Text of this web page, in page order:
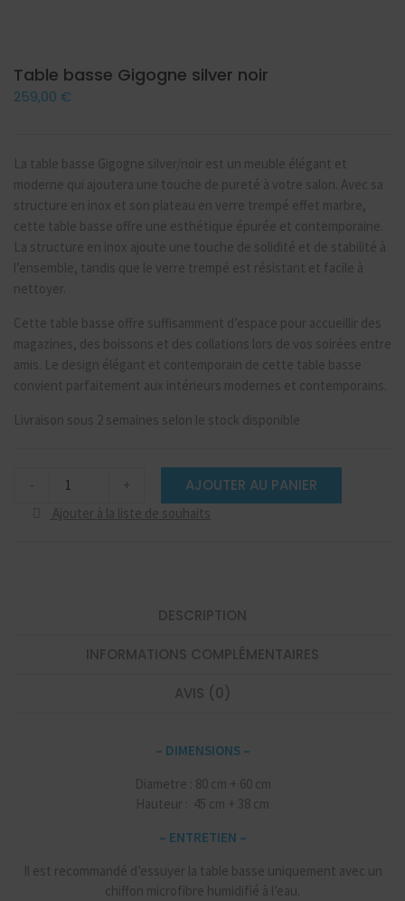
Table basse Gigogne silver noir
259,00 €
La table basse Gigogne silver/noir est un meuble élégant et
moderne qui ajoutera une touche de pureté à votre salon. Avec sa
structure en inox et son plateau en verre trempé effet marbre,
cette table basse offre une esthétique épurée et contemporaine.
La structure en inox ajoute une touche de solidité et de stabilité à
l’ensemble, tandis que le verre trempé est résistant et facile à
nettoyer.
Cette table basse offre suffisamment d’espace pour accueillir des
magazines, des boissons et des collations lors de vos soirées entre
amis. Le design élégant et contemporain de cette table basse
convient parfaitement aux intérieurs modernes et contemporains.
Livraison sous 2 semaines selon le stock disponible
basse
Gigogne
- + AJOUTER AU PANIER
Ajouter à la liste de souhaits
DESCRIPTION
INFORMATIONS COMPLÉMENTAIRES
AVIS (0)
– DIMENSIONS –
Diametre : 80 cm + 60 cm
Hauteur : 45 cm + 38 cm
– ENTRETIEN –
Il est recommandé d’essuyer la table basse uniquement avec un
chiffon microfibre humidifié à l’eau.